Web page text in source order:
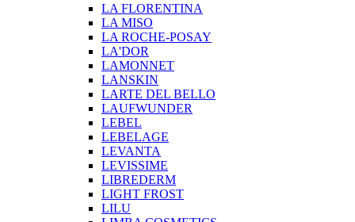
LA FLORENTINA
LA MISO
LA ROCHE-POSAY
LA'DOR
LAMONNET
LANSKIN
LARTE DEL BELLO
LAUFWUNDER
LEBEL
LEBELAGE
LEVANTA
LEVISSIME
LIBREDERM
LIGHT FROST
LILU